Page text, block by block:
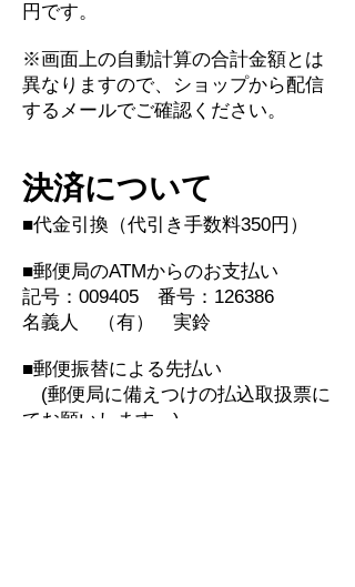
円です。
※画面上の自動計算の合計金額とは
異なりますので、ショップから配信
するメールでご確認ください。
決済について
■代金引換（代引き手数料350円）
■郵便局のATMからのお支払い
記号：009405 番号：126386
名義人 （有） 実鈴
■郵便振替による先払い
(郵便局に備えつけの払込取扱票に
てお願いします。)